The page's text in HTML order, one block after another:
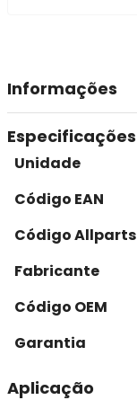
Informações
Especificações
Unidade
Código EAN
Código Allparts
Fabricante
Código OEM
Garantia
Aplicação